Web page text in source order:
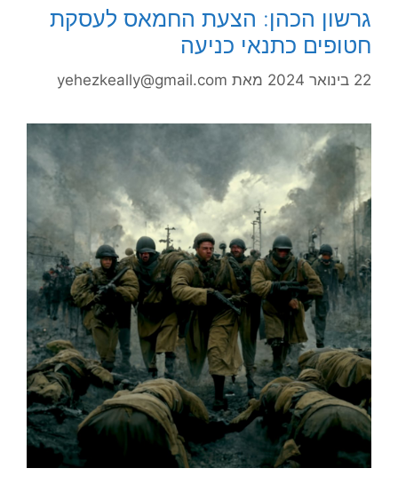
גרשון הכהן: הצעת החמאס לעסקת
חטופים כתנאי כניעה
22 בינואר 2024 מאת yehezkeally@gmail.com